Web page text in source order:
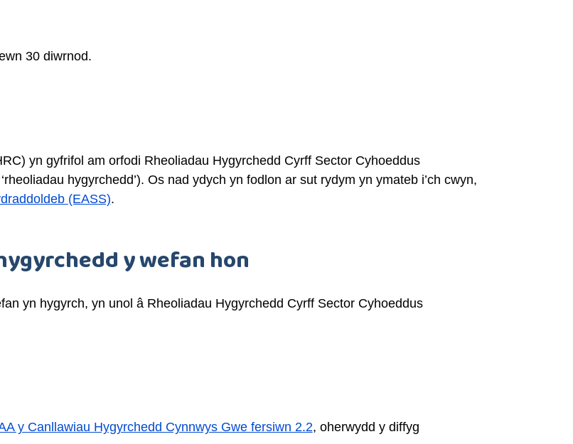
30 diwrnod.
yn gyfrifol am orfodi Rheoliadau Hygyrchedd Cyrff Sector Cyhoeddus
hygyrchedd’). Os nad ydych yn fodlon ar sut rydym yn ymateb i’ch cwyn,
(EASS).
y wefan hon
yn hygyrch, yn unol â Rheoliadau Hygyrchedd Cyrff Sector Cyhoeddus
y Canllawiau Hygyrchedd Cynnwys Gwe fersiwn 2.2, oherwydd y diffyg